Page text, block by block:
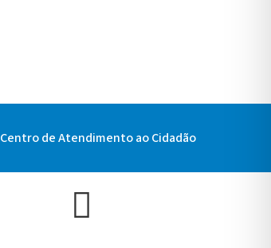
Centro de Atendimento ao Cidadão